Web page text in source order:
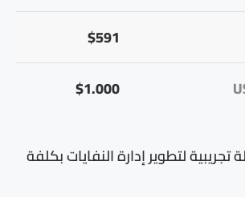
$591
$1.000
لتطوير إدارة النفايات بكلفة